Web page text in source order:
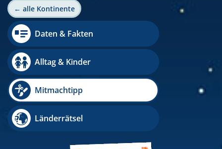
← alle Kontinente
Daten & Fakten
Alltag & Kinder
Mitmachtipp
Länderrätsel